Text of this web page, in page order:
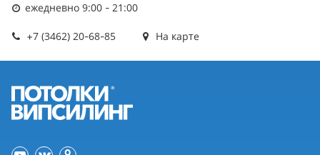
ежедневно 9:00 - 21:00
+7 (3462) 20-68-85 На карте